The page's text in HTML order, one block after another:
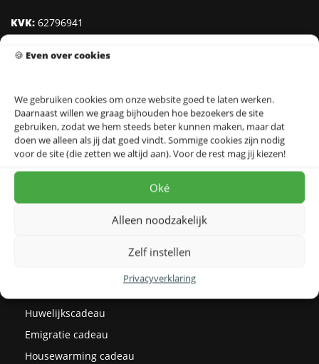
🍪 Even over cookies
We gebruiken cookies om onze website goed te laten werken.
Daarnaast willen we graag bijhouden hoe bezoekers de site
gebruiken, zodat we hem steeds beter kunnen maken, maar dat
doen we alleen als jij dat goed vindt. Sommige cookies zijn nodig
voor de site (die zetten we altijd aan). Voor de rest mag jij kiezen!
Oké
Alleen noodzakelijk
Zelf instellen
Privacyverklaring
KVK: 62796941
IBAN:NL95 INGB 0006 8527 18
Klantenservice
Over Kunst in Kaart
Prijzen
Huwelijkscadeau
Emigratie cadeau
Housewarming cadeau